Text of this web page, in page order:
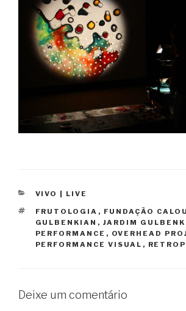
CATEGORIAS
VIVO | LIVE
ETIQUETAS
FRUTOLOGIA , FUNDAÇÃO
GULBENKIAN , JARDIM
PERFORMANCE , OVERHEAD
PERFORMANCE VISUAL ,
Deixe um comentário